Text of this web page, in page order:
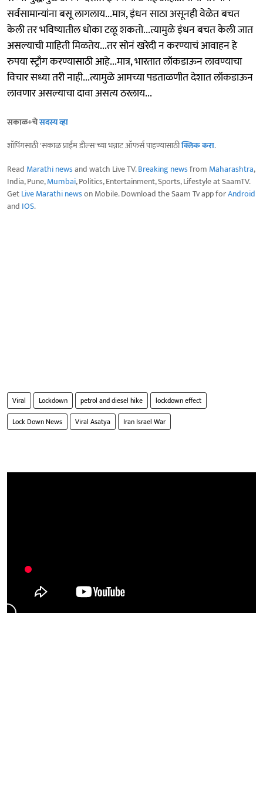
सर्वसामान्यांना बसू लागलाय...मात्र, इंधन साठा असूनही वेळेत बचत
केली तर भविष्यातील धोका टळू शकतो...त्यामुळे इंधन बचत केली जात
असल्याची माहिती मिळतेय...तर सोनं खरेदी न करण्याचं आवाहन हे
रुपया स्ट्राँग करण्यासाठी आहे...मात्र, भारतात लॉकडाऊन लावण्याचा
विचार सध्या तरी नाही...त्यामुळे आमच्या पडताळणीत देशात लॉकडाऊन
लावणार असल्याचा दावा असत्य ठरलाय...
सकाळ+चेसदस्य व्हा
शॉपिंगसाठी 'सकाळ प्राईम डील्स'च्या भन्नाट ऑफर्स पाहण्यासाठीक्लिक करा.
Read Marathi newsand watch Live TV.Breaking newsfrom Maharashtra,
India, Pune,Mumbai, Politics, Entertainment, Sports, Lifestyle at SaamTV.
GetLive Marathi newson Mobile. Download the Saam Tv app forAndroid
and IOS.
Viral Lockdown petrol and diesel hike
lockdown effect
Lock Down News
Viral Asatya Iran Israel War